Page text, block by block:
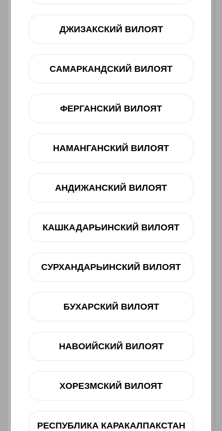
Smartfon
4 890 000 UZS
12 oy dan 566 000 UZS
Telegram orqali bog‘lanish
ДЖИЗАКСКИЙ ВИЛОЯТ
САМАРКАНДСКИЙ ВИЛОЯТ
ФЕРГАНСКИЙ ВИЛОЯТ
НАМАНГАНСКИЙ ВИЛОЯТ
АНДИЖАНСКИЙ ВИЛОЯТ
КАШКАДАРЬИНСКИЙ ВИЛОЯТ
СУРХАНДАРЬИНСКИЙ ВИЛОЯТ
БУХАРСКИЙ ВИЛОЯТ
НАВОИЙСКИЙ ВИЛОЯТ
ХОРЕЗМСКИЙ ВИЛОЯТ
РЕСПУБЛИКА КАРАКАЛПАКСТАН